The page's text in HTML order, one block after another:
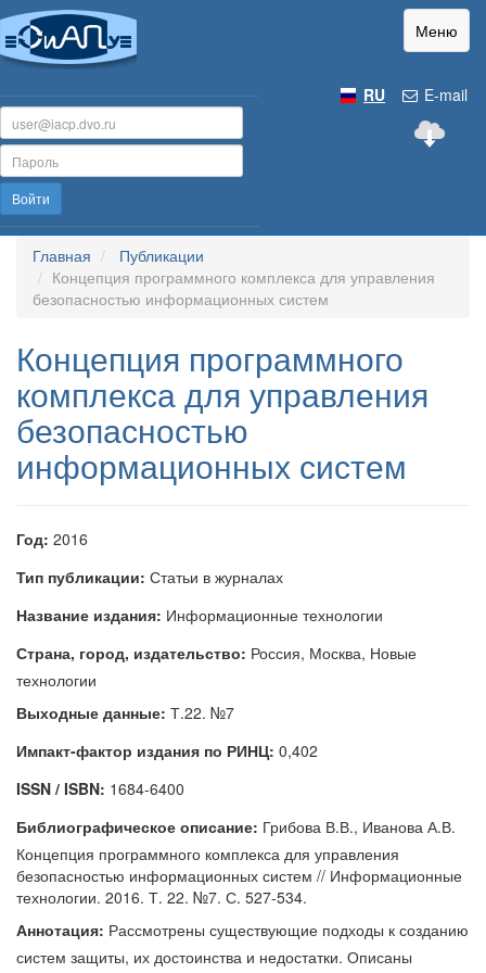
Меню
E-mail
RU
Войти
Главная
Публикации
Концепция программного комплекса для управления
безопасностью информационных систем
Концепция программного
комплекса для управления
безопасностью
информационных систем
Год: 2016
Тип публикации: Статьи в журналах
Название издания: Информационные технологии
Страна, город, издательство: Россия, Москва, Новые
технологии
Выходные данные: Т.22. №7
Импакт-фактор издания по РИНЦ: 0,402
ISSN / ISBN: 1684-6400
Библиографическое описание: Грибова В.В., Иванова А.В.
Концепция программного комплекса для управления
безопасностью информационных систем // Информационные
технологии. 2016. Т. 22. №7. С. 527-534.
Аннотация: Рассмотрены существующие подходы к созданию
систем защиты, их достоинства и недостатки. Описаны